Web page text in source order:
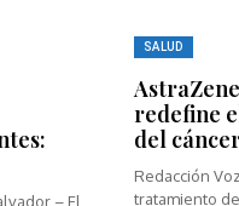
– El
SALUD
redefine
del
Redacción
tratamiento